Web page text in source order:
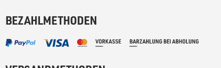
BEZAHLMETHODEN